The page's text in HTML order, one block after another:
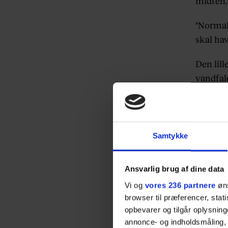
Samtykke
Ansvarlig brug af dine data
Vi og vores 236 partnere
browser til præferencer,
opbevarer og tilgår
annonce- og
skal
Den
Den
som i
37-